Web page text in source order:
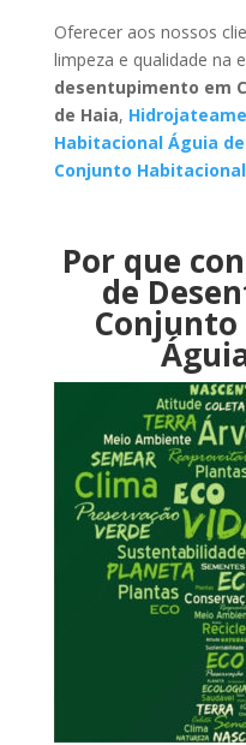
Oferecer aos nossos
limpeza e qualidade na
desentupimento em
de Haia,
Habitacional Águia
Conjunto
Por que
de